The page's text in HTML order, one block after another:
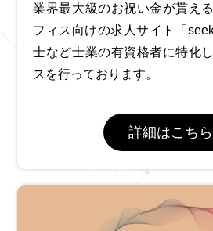
業界最大級のお祝い金が貰え
フィス向けの求人サイト「
士など士業の有資格者に特化
スを行っております。
詳細はこちら